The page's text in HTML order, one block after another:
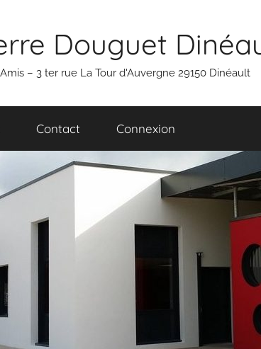
Douguet
– 3 ter rue La Tour d'Auvergne 29150 Dinéault
Contact Connexion